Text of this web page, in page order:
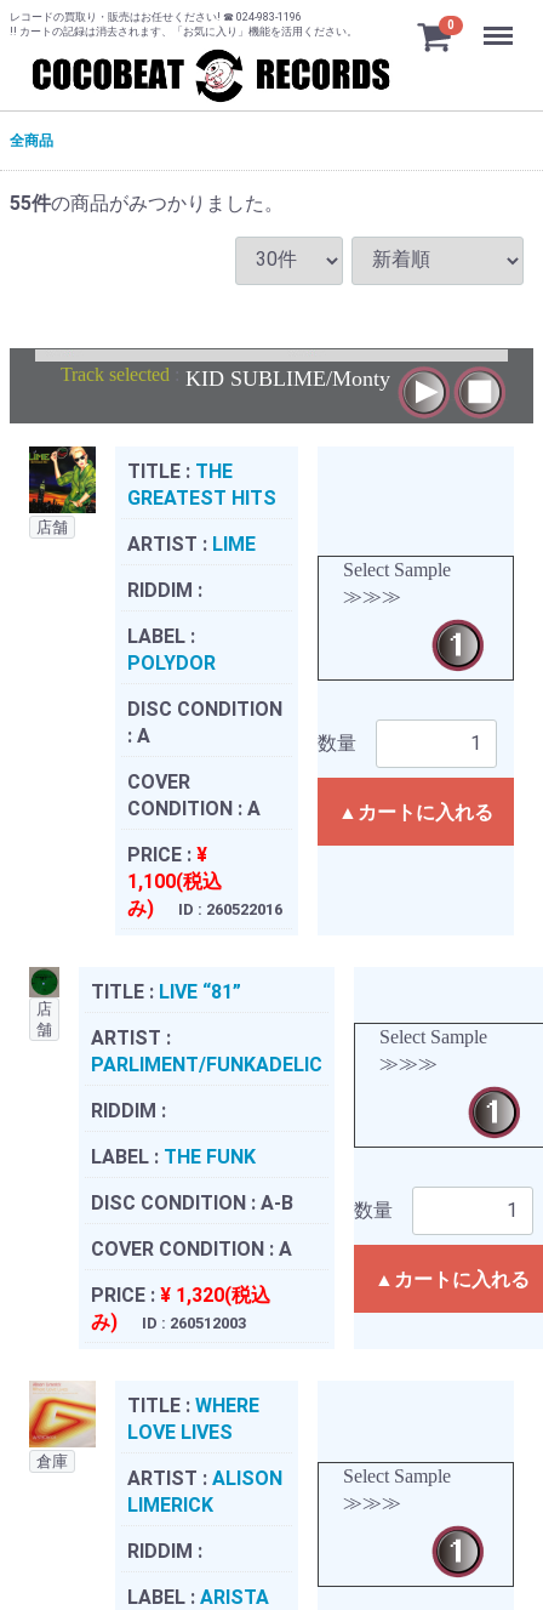
レコードの買取り・販売はお任せください! ☎ 024-983-1196
!! カートの記録は消去されます、「お気に入り」機能を活用ください。
0 Menu
全商品
55件の商品がみつかりました。
Track selected : KID SUBLIME/Monty
店舗
TITLE : THE
GREATEST HITS
ARTIST : LIME
RIDDIM :
LABEL :
POLYDOR
DISC CONDITION
: A
COVER
CONDITION : A
PRICE : ¥
1,100(税込
み)
ID : 260522016
Select Sample
≫≫≫
数量
▲カートに入れる
店
舗
TITLE : LIVE “81”
ARTIST :
PARLIMENT/FUNKADELIC
RIDDIM :
LABEL : THE FUNK
DISC CONDITION : A-B
COVER CONDITION : A
PRICE : ¥ 1,320(税込
み)
ID : 260512003
Select Sample
≫≫≫
数量
▲カートに入れる
倉庫
TITLE : WHERE
LOVE LIVES
ARTIST : ALISON
LIMERICK
RIDDIM :
LABEL : ARISTA
Select Sample
≫≫≫